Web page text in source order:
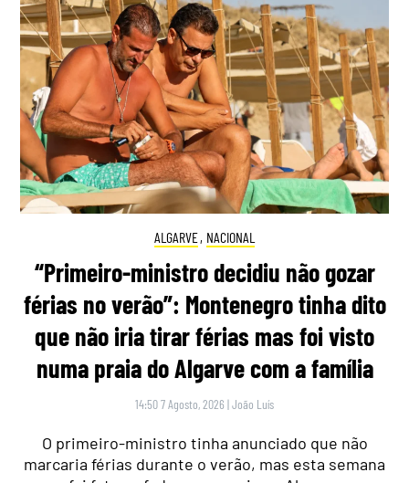
ALGARVE, NACIONAL
“Primeiro-ministro decidiu não gozar
férias no verão”: Montenegro tinha dito
que não iria tirar férias mas foi visto
numa praia do Algarve com a família
14:50 7 Agosto, 2026 |João Luís
O primeiro-ministro tinha anunciado que não
marcaria férias durante o verão, mas esta semana